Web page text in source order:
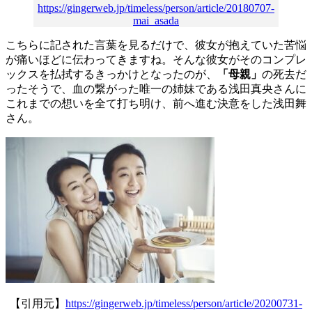
https://gingerweb.jp/timeless/person/article/20180707-
mai_asada
こちらに記された言葉を見るだけで、彼女が抱えていた苦悩
が痛いほどに伝わってきますね。そんな彼女がそのコンプレ
ックスを払拭するきっかけとなったのが、
「母親」 の死去だ
ったそうで、血の繋がった唯一の姉妹である浅田真央さんに
これまでの想いを全て打ち明け、前へ進む決意をした浅田舞
さん。
【引用元】 https://gingerweb.jp/timeless/person/article/20200731-